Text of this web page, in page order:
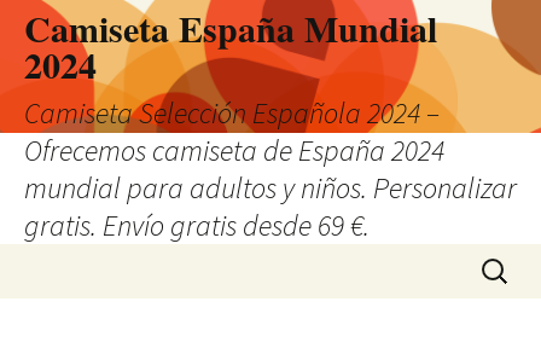
Camiseta España Mundial
2024
Camiseta Selección Española 2024 –
Ofrecemos camiseta de España 2024
mundial para adultos y niños. Personalizar
gratis. Envío gratis desde 69 €.
Buscar: